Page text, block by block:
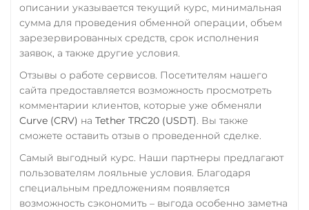
Terra (LUNA)
Terra Classic (LUNC)
Tether (USDT)
Omni ERC20
BEP20
SOL
POL
CRONOS
ARB
AVAXC
OP
TON
NEAR APT
Tezos (XTZ)
The Sandbox (SAND)
RUB QR RUB
УкрСиббанк UAH
Фридом Банк KZT
Центр Кредит KZT
Элкарт KGS
описании указывается текущий курс, минимальная
сумма для проведения обменной операции, объем
зарезервированных средств, срок исполнения
заявок, а также другие условия.
Отзывы о работе сервисов. Посетителям нашего
сайта предоставляется возможность просмотреть
комментарии клиентов, которые уже обменяли
Curve (CRV) на Tether TRC20 (USDT). Вы также
сможете оставить отзыв о проведенной сделке.
Самый выгодный курс. Наши партнеры предлагают
пользователям лояльные условия. Благодаря
специальным предложениям появляется
возможность сэкономить – выгода особенно заметна